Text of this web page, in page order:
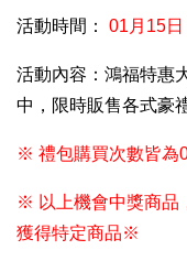
活動時間： 01 月15
活動內容：鴻福特惠
中，限時販售各式豪
※ 禮包購買次數皆為
※ 以上機會中獎商品
獲得特定商品※